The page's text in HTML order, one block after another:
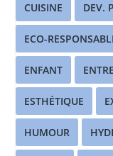
CUISINE DEV.
ECO-
ENFANT
ESTHÉTIQUE
HUMOUR